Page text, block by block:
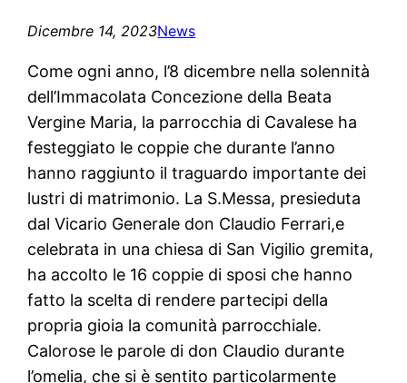
Dicembre 14, 2023News
Come ogni anno, l’8 dicembre nella solennità
dell’Immacolata Concezione della Beata
Vergine Maria, la parrocchia di Cavalese ha
festeggiato le coppie che durante l’anno
hanno raggiunto il traguardo importante dei
lustri di matrimonio. La S.Messa, presieduta
dal Vicario Generale don Claudio Ferrari,e
celebrata in una chiesa di San Vigilio gremita,
ha accolto le 16 coppie di sposi che hanno
fatto la scelta di rendere partecipi della
propria gioia la comunità parrocchiale.
Calorose le parole di don Claudio durante
l’omelia, che si è sentito particolarmente